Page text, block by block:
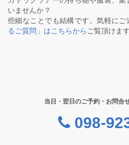
いませんか？
些細なことでも結構です。気軽にご
るご質問」はこちらから ご覧頂けます
当日・翌日のご予約・お問合
098-